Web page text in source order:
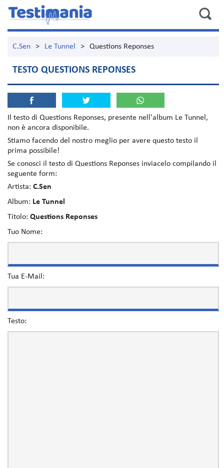
C.Sen > Le Tunnel > Questions Reponses
TESTO QUESTIONS REPONSES
Il testo di Questions Reponses, presente nell'album Le Tunnel ,
non è ancora disponibile.
Stiamo facendo del nostro meglio per avere questo testo il
prima possibile!
Se conosci il testo di Questions Reponses inviacelo compilando il
seguente form:
Artista: C.Sen
Album: Le Tunnel
Titolo: Questions Reponses
Tuo Nome:
Tua E-Mail:
Testo: